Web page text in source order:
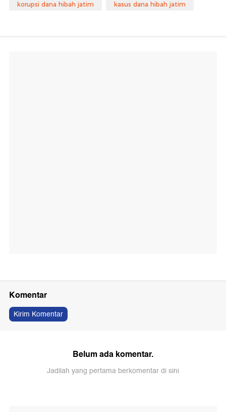
korupsi dana hibah jatim kasus dana hibah jatim
Komentar
Kirim Komentar
Belum ada komentar.
Jadilah yang pertama berkomentar di sini